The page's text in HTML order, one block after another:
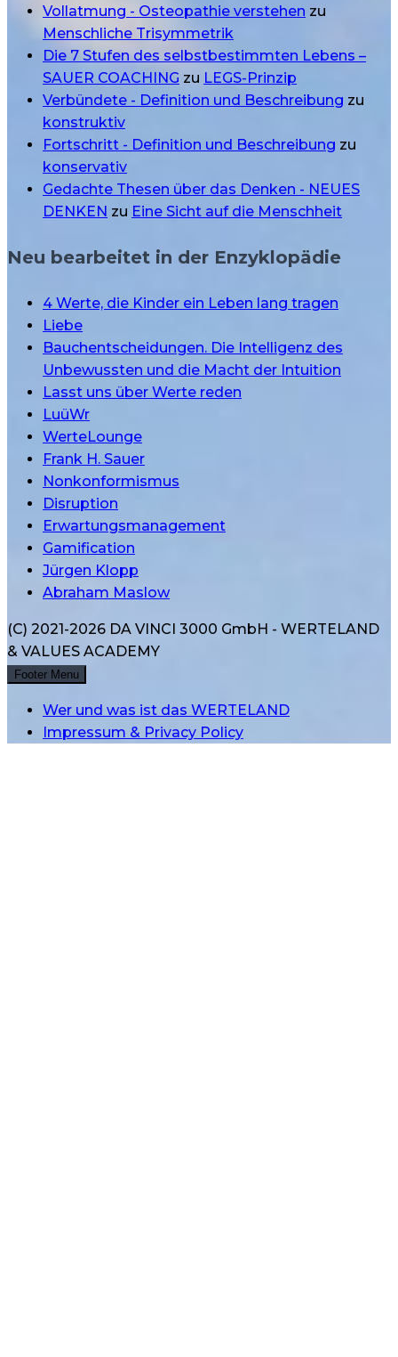
Vollatmung - Osteopathie verstehen zu
Menschliche Trisymmetrik
Die 7 Stufen des selbstbestimmten Lebens –
SAUER COACHING zu LEGS-Prinzip
Verbündete - Definition und Beschreibung zu
konstruktiv
Fortschritt - Definition und Beschreibung zu
konservativ
Gedachte Thesen über das Denken - NEUES
DENKEN zu Eine Sicht auf die Menschheit
Neu bearbeitet in der Enzyklopädie
4 Werte, die Kinder ein Leben lang tragen
Liebe
Bauchentscheidungen. Die Intelligenz des
Unbewussten und die Macht der Intuition
Lasst uns über Werte reden
LuüWr
WerteLounge
Frank H. Sauer
Nonkonformismus
Disruption
Erwartungsmanagement
Gamification
Jürgen Klopp
Abraham Maslow
(C) 2021-2026 DA VINCI 3000 GmbH - WERTELAND
& VALUES ACADEMY
Footer Menu
Wer und was ist das WERTELAND
Impressum & Privacy Policy